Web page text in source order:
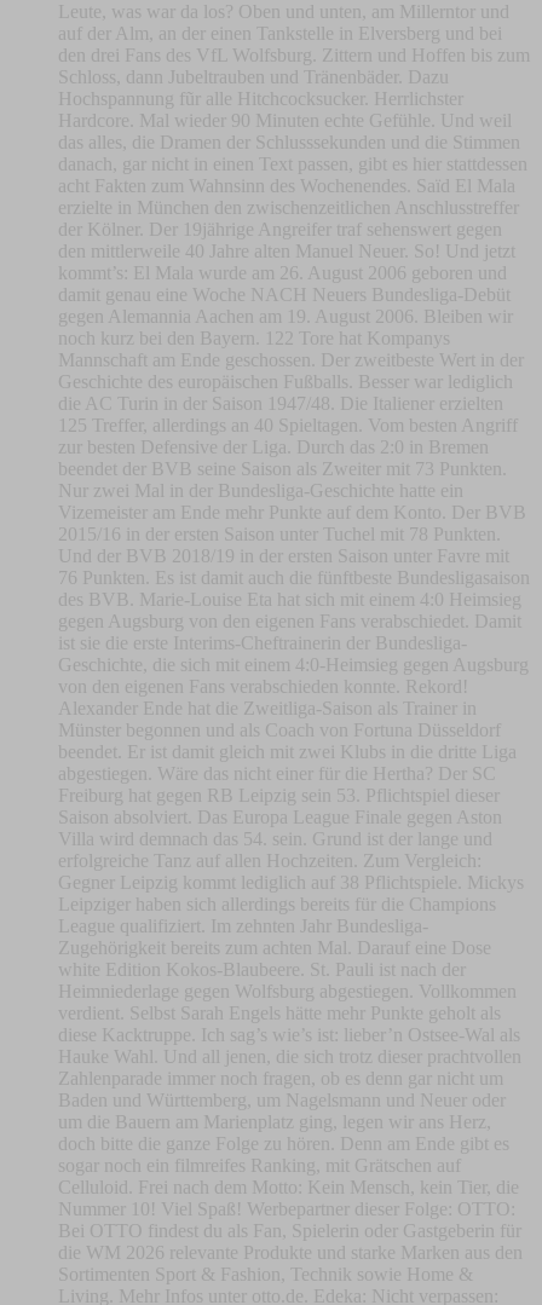
Leute, was war da los? Oben und unten, am Millerntor und
auf der Alm, an der einen Tankstelle in Elversberg und bei
den drei Fans des VfL Wolfsburg. Zittern und Hoffen bis zum
Schloss, dann Jubeltrauben und Tränenbäder. Dazu
Hochspannung fũr alle Hitchcocksucker. Herrlichster
Hardcore. Mal wieder 90 Minuten echte Gefühle. Und weil
das alles, die Dramen der Schlusssekunden und die Stimmen
danach, gar nicht in einen Text passen, gibt es hier stattdessen
acht Fakten zum Wahnsinn des Wochenendes. Saïd El Mala
erzielte in München den zwischenzeitlichen Anschlusstreffer
der Kölner. Der 19jährige Angreifer traf sehenswert gegen
den mittlerweile 40 Jahre alten Manuel Neuer. So! Und jetzt
kommt’s: El Mala wurde am 26. August 2006 geboren und
damit genau eine Woche NACH Neuers Bundesliga-Debüt
gegen Alemannia Aachen am 19. August 2006. Bleiben wir
noch kurz bei den Bayern. 122 Tore hat Kompanys
Mannschaft am Ende geschossen. Der zweitbeste Wert in der
Geschichte des europäischen Fußballs. Besser war lediglich
die AC Turin in der Saison 1947/48. Die Italiener erzielten
125 Treffer, allerdings an 40 Spieltagen. Vom besten Angriff
zur besten Defensive der Liga. Durch das 2:0 in Bremen
beendet der BVB seine Saison als Zweiter mit 73 Punkten.
Nur zwei Mal in der Bundesliga-Geschichte hatte ein
Vizemeister am Ende mehr Punkte auf dem Konto. Der BVB
2015/16 in der ersten Saison unter Tuchel mit 78 Punkten.
Und der BVB 2018/19 in der ersten Saison unter Favre mit
76 Punkten. Es ist damit auch die fünftbeste Bundesligasaison
des BVB. Marie-Louise Eta hat sich mit einem 4:0 Heimsieg
gegen Augsburg von den eigenen Fans verabschiedet. Damit
ist sie die erste Interims-Cheftrainerin der Bundesliga-
Geschichte, die sich mit einem 4:0-Heimsieg gegen Augsburg
von den eigenen Fans verabschieden konnte. Rekord!
Alexander Ende hat die Zweitliga-Saison als Trainer in
Münster begonnen und als Coach von Fortuna Düsseldorf
beendet. Er ist damit gleich mit zwei Klubs in die dritte Liga
abgestiegen. Wäre das nicht einer für die Hertha? Der SC
Freiburg hat gegen RB Leipzig sein 53. Pflichtspiel dieser
Saison absolviert. Das Europa League Finale gegen Aston
Villa wird demnach das 54. sein. Grund ist der lange und
erfolgreiche Tanz auf allen Hochzeiten. Zum Vergleich:
Gegner Leipzig kommt lediglich auf 38 Pflichtspiele. Mickys
Leipziger haben sich allerdings bereits für die Champions
League qualifiziert. Im zehnten Jahr Bundesliga-
Zugehörigkeit bereits zum achten Mal. Darauf eine Dose
white Edition Kokos-Blaubeere. St. Pauli ist nach der
Heimniederlage gegen Wolfsburg abgestiegen. Vollkommen
verdient. Selbst Sarah Engels hätte mehr Punkte geholt als
diese Kacktruppe. Ich sag’s wie’s ist: lieber’n Ostsee-Wal als
Hauke Wahl. Und all jenen, die sich trotz dieser prachtvollen
Zahlenparade immer noch fragen, ob es denn gar nicht um
Baden und Württemberg, um Nagelsmann und Neuer oder
um die Bauern am Marienplatz ging, legen wir ans Herz,
doch bitte die ganze Folge zu hören. Denn am Ende gibt es
sogar noch ein filmreifes Ranking, mit Grätschen auf
Celluloid. Frei nach dem Motto: Kein Mensch, kein Tier, die
Nummer 10! Viel Spaß! Werbepartner dieser Folge: OTTO:
Bei OTTO findest du als Fan, Spielerin oder Gastgeberin für
die WM 2026 relevante Produkte und starke Marken aus den
Sortimenten Sport & Fashion, Technik sowie Home &
Living. Mehr Infos unter otto.de. Edeka: Nicht verpassen: